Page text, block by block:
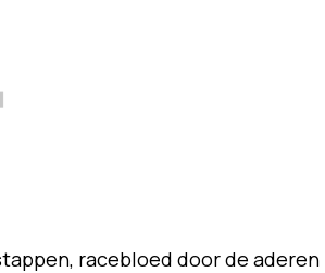
racebloed door de aderen